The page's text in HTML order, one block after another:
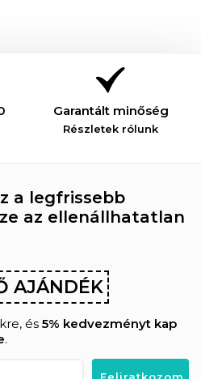
Garantált minőség
Részletek rólunk
a legfrissebb
az ellenállhatatlan
AJÁNDÉK
és 5% kedvezményt kap
.